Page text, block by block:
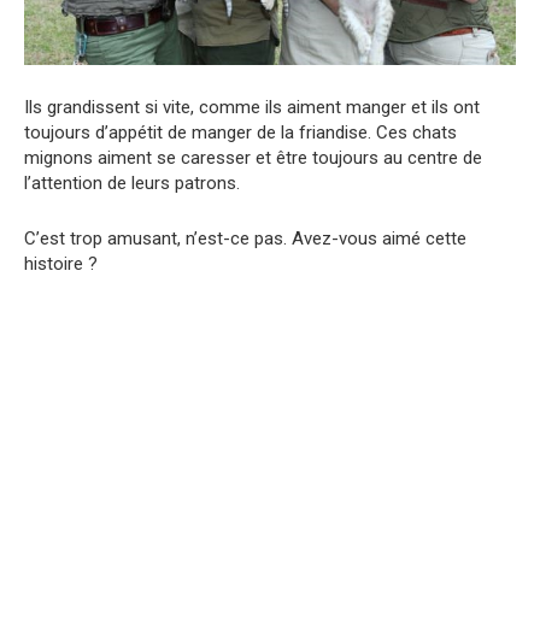
Ils grandissent si vite, comme ils aiment manger et ils ont
toujours d’appétit de manger de la friandise. Ces chats
mignons aiment se caresser et être toujours au centre de
l’attention de leurs patrons.
C’est trop amusant, n’est-ce pas. Avez-vous aimé cette
histoire ?